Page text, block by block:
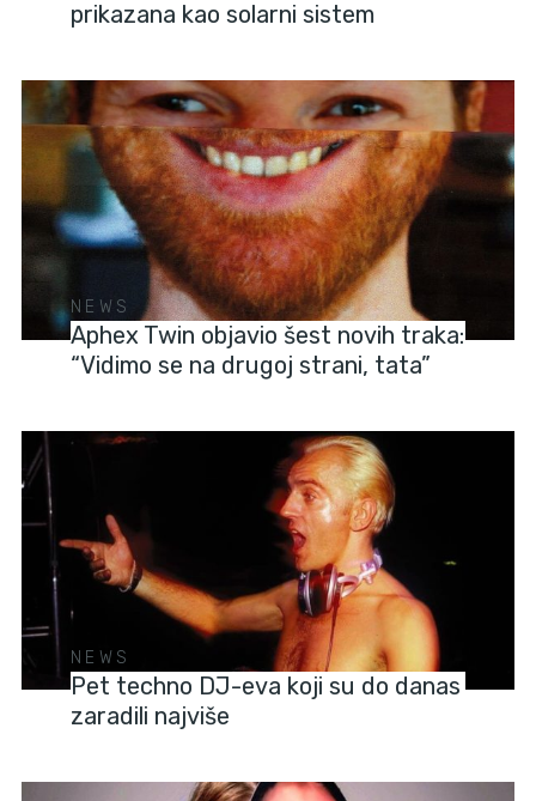
prikazana kao solarni sistem
NEWS
Aphex Twin objavio šest novih traka:
“Vidimo se na drugoj strani, tata”
NEWS
Pet techno DJ-eva koji su do danas
zaradili najviše